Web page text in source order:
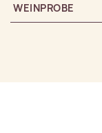
WEINPROBE